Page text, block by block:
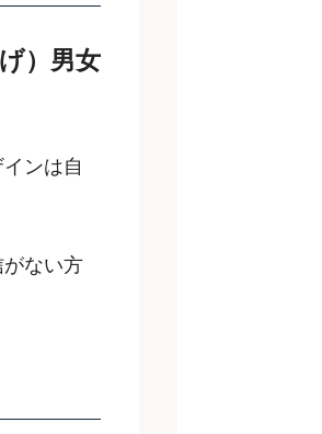
）男女
ンは自
ない方